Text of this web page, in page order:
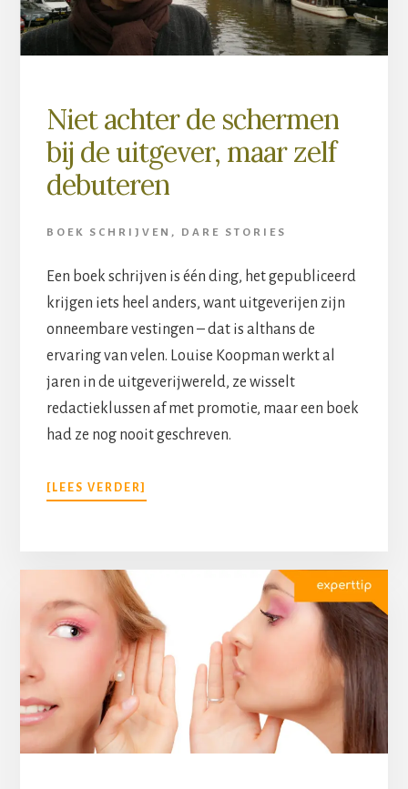
Niet achter de schermen
bij de uitgever, maar zelf
debuteren
BOEK SCHRIJVEN , DARE STORIES
Een boek schrijven is één ding, het gepubliceerd
krijgen iets heel anders, want uitgeverijen zijn
onneembare vestingen – dat is althans de
ervaring van velen. Louise Koopman werkt al
jaren in de uitgeverijwereld, ze wisselt
redactieklussen af met promotie, maar een boek
had ze nog nooit geschreven.
[LEES VERDER]